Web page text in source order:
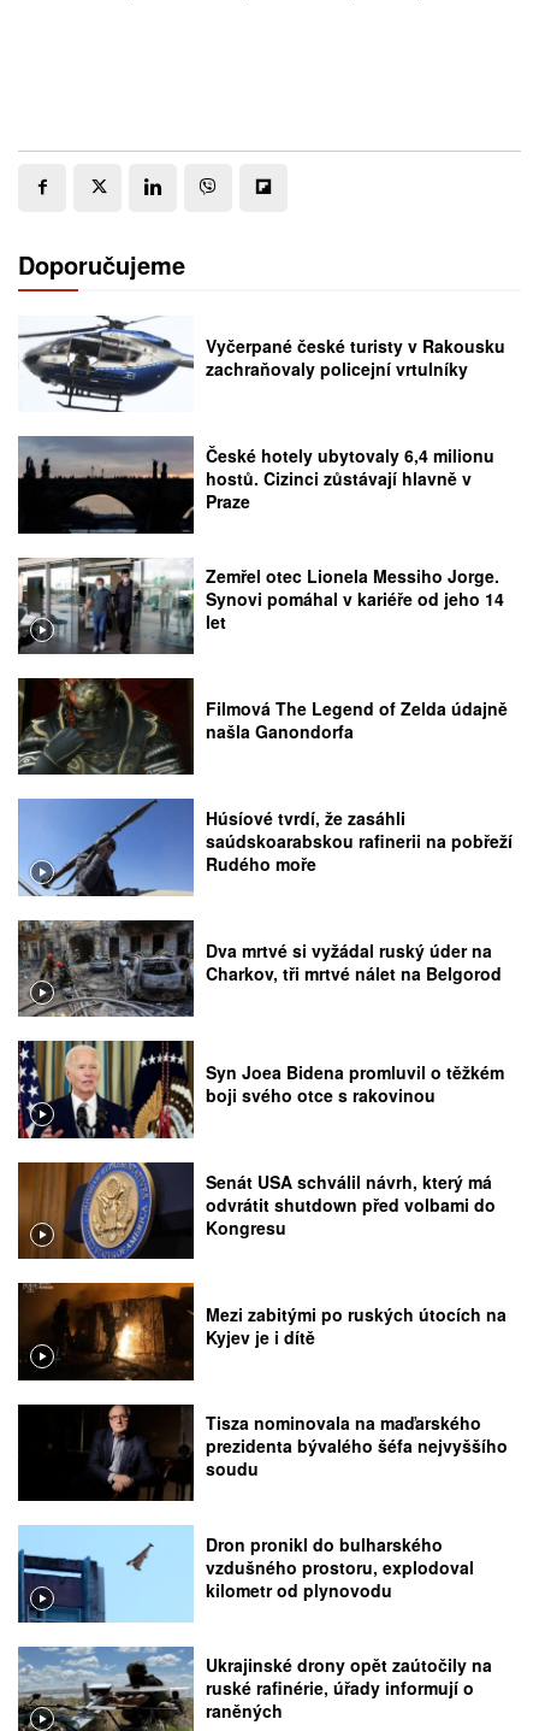
Doporučujeme
Vyčerpané české turisty v Rakousku
zachraňovaly policejní vrtulníky
České hotely ubytovaly 6,4 milionu
hostů. Cizinci zůstávají hlavně v
Praze
Zemřel otec Lionela Messiho Jorge.
Synovi pomáhal v kariéře od jeho 14
let
Filmová The Legend of Zelda údajně
našla Ganondorfa
Húsíové tvrdí, že zasáhli
saúdskoarabskou rafinerii na pobřeží
Rudého moře
Dva mrtvé si vyžádal ruský úder na
Charkov, tři mrtvé nálet na Belgorod
Syn Joea Bidena promluvil o těžkém
boji svého otce s rakovinou
Senát USA schválil návrh, který má
odvrátit shutdown před volbami do
Kongresu
Mezi zabitými po ruských útocích na
Kyjev je i dítě
Tisza nominovala na maďarského
prezidenta bývalého šéfa nejvyššího
soudu
Dron pronikl do bulharského
vzdušného prostoru, explodoval
kilometr od plynovodu
Ukrajinské drony opět zaútočily na
ruské rafinérie, úřady informují o
raněných